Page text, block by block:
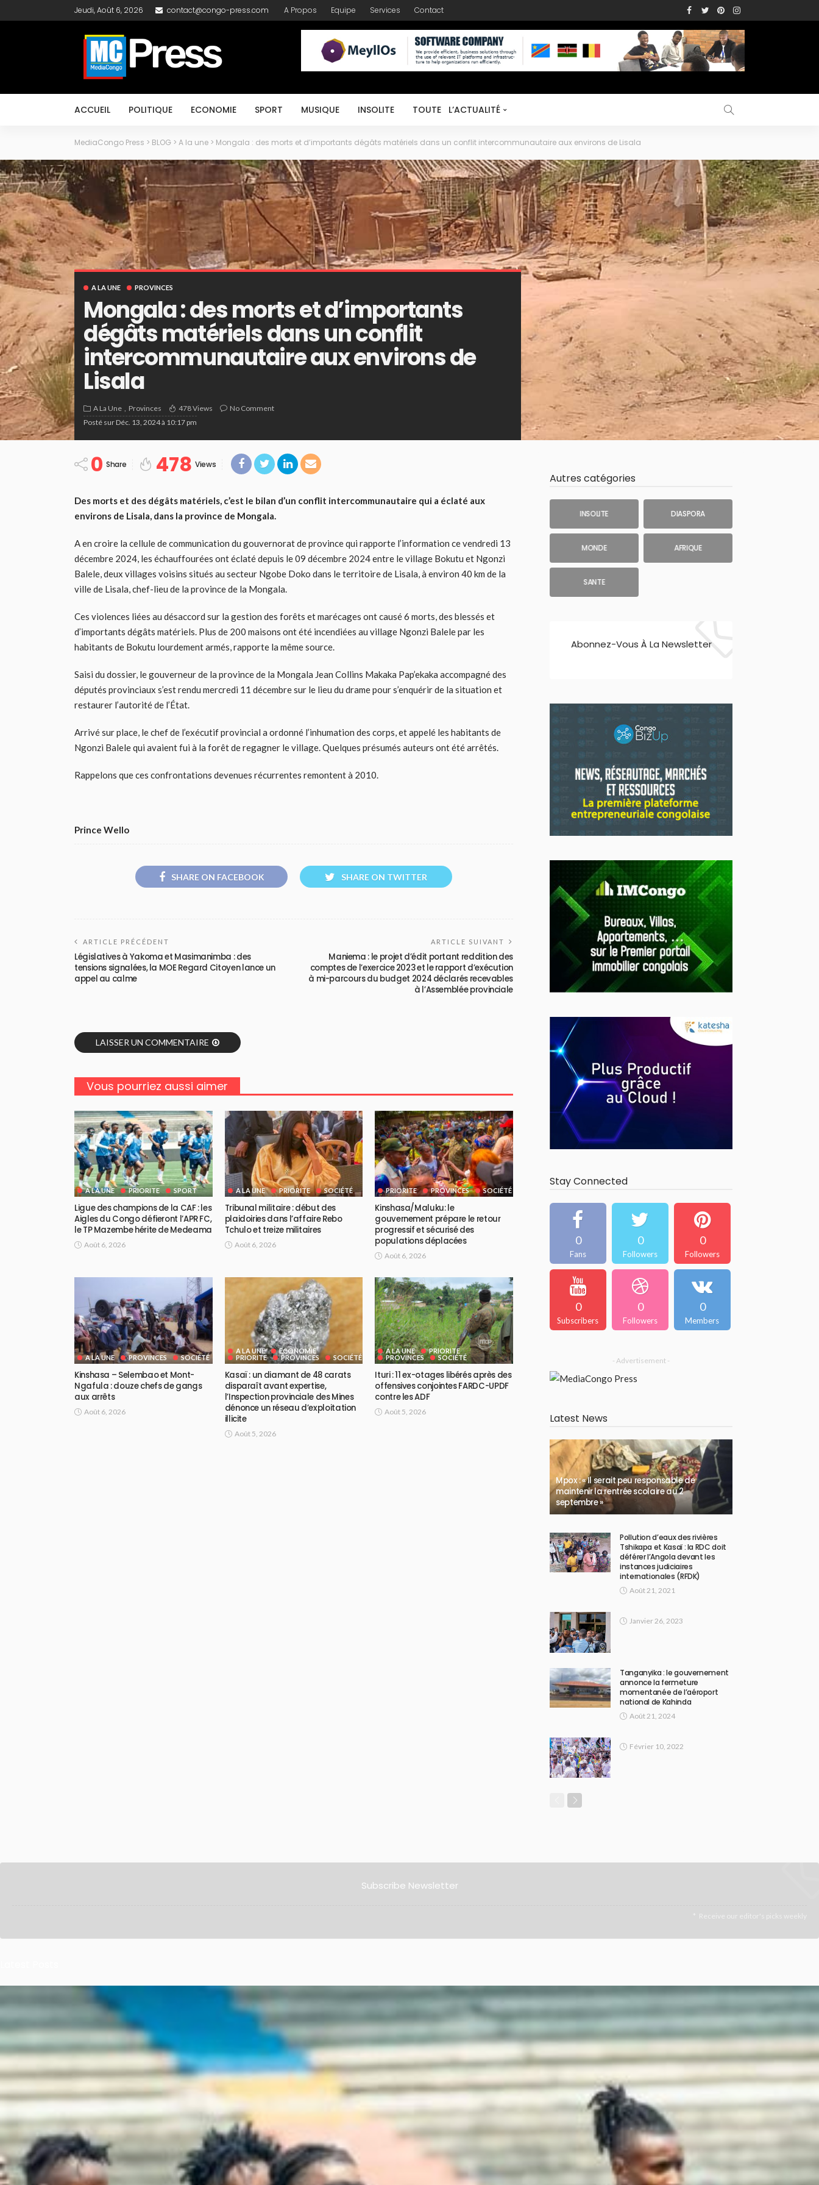
Jeudi, Août 6, 2026 contact@congo-press.com A Propos Equipe Services Contact
ACCUEIL POLITIQUE ECONOMIE SPORT MUSIQUE INSOLITE TOUTE L’ACTUALITÉ
MediaCongo Press > BLOG > A la une > Mongala : des morts et d’importants dégâts matériels dans un conflit intercommunautaire aux environs de Lisala
A LA UNE PROVINCES
Mongala : des morts et d’importants
dégâts matériels dans un conflit
intercommunautaire aux environs de
Lisala
A La Une Provinces 478 Views
No Comment
Posté sur Déc. 13, 2024 à 10:17 pm
0 Share 478 Views
Des morts et des dégâts matériels, c’est le bilan d’un conflit intercommunautaire qui a éclaté aux
environs de Lisala, dans la province de Mongala.
A en croire la cellule de communication du gouvernorat de province qui rapporte l’information ce vendredi 13
décembre 2024, les échauffourées ont éclaté depuis le 09 décembre 2024 entre le village Bokutu et Ngonzi
Balele, deux villages voisins situés au secteur Ngobe Doko dans le territoire de Lisala, à environ 40 km de la
ville de Lisala, chef-lieu de la province de la Mongala.
Ces violences liées au désaccord sur la gestion des forêts et marécages ont causé 6 morts, des blessés et
d’importants dégâts matériels. Plus de 200 maisons ont été incendiées au village Ngonzi Balele par les
habitants de Bokutu lourdement armés, rapporte la même source.
Saisi du dossier, le gouverneur de la province de la Mongala Jean Collins Makaka Pap’ekaka accompagné des
députés provinciaux s’est rendu mercredi 11 décembre sur le lieu du drame pour s’enquérir de la situation et
restaurer l’autorité de l’État.
Arrivé sur place, le chef de l’exécutif provincial a ordonné l’inhumation des corps, et appelé les habitants de
Ngonzi Balele qui avaient fui à la forêt de regagner le village. Quelques présumés auteurs ont été arrêtés.
Rappelons que ces confrontations devenues récurrentes remontent à 2010.
Prince Wello
SHARE ON FACEBOOK SHARE ON TWITTER
ARTICLE PRÉCÉDENT
Législatives à Yakoma et Masimanimba : des
tensions signalées, la MOE Regard Citoyen lance un
appel au calme
ARTICLE SUIVANT
Maniema : le projet d’édit portant reddition des
comptes de l’exercice 2023 et le rapport d’exécution
à mi-parcours du budget 2024 déclarés recevables
à l’Assemblée provinciale
LAISSER UN COMMENTAIRE
Vous pourriez aussi aimer
A LA UNE PRIORITE SPORT
Ligue des champions de la CAF : les
Aigles du Congo défieront l’APR FC,
le TP Mazembe hérite de Medeama
Août 6, 2026
A LA UNE PRIORITE SOCIÉTÉ
Tribunal militaire : début des
plaidoiries dans l’affaire Rebo
Tchulo et treize militaires
Août 6, 2026
PRIORITE PROVINCES SOCIÉTÉ
Kinshasa/Maluku: le
gouvernement prépare le retour
progressif et sécurisé des
populations déplacées
Août 6, 2026
A LA UNE PROVINCES SOCIÉTÉ
Kinshasa – Selembao et Mont-
Ngafula : douze chefs de gangs
aux arrêts
Août 6, 2026
A LA UNE
ECONOMIE
PRIORITE
PROVINCES SOCIÉTÉ
Kasaï : un diamant de 48 carats
disparaît avant expertise,
l’Inspection provinciale des Mines
dénonce un réseau d’exploitation
illicite
Août 5, 2026
A LA UNE
PRIORITE
PROVINCES
SOCIÉTÉ
Ituri : 11 ex-otages libérés après des
offensives conjointes FARDC-UPDF
contre les ADF
Août 5, 2026
Autres catégories
INSOLITE DIASPORA
MONDE AFRIQUE
SANTE
Abonnez-Vous À La Newsletter
Stay Connected
0
Fans
0
Followers
0
Followers
0
Subscribers
0
Followers
0
Members
- Advertisement -
Latest News
Mpox : « Il serait peu responsable de
maintenir la rentrée scolaire au 2
septembre »
Pollution d’eaux des rivières
Tshikapa et Kasaï : la RDC doit
déférer l’Angola devant les
instances judiciaires
internationales (RFDK)
Août 21, 2021
Janvier 26, 2023
Tanganyika : le gouvernement
annonce la fermeture
momentanée de l’aéroport
national de Kahinda
Août 21, 2024
Février 10, 2022
Subscribe Newsletter
Receive our editor's picks weekly